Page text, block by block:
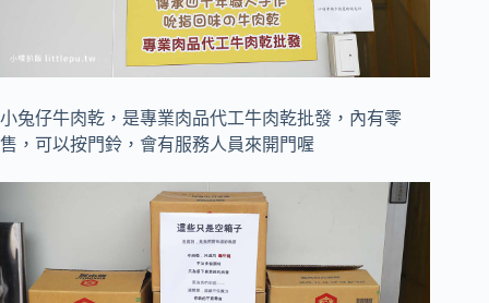
小兔仔牛肉乾，是專業肉品代工牛肉乾批發，內有零
售，可以按門鈴，會有服務人員來開門喔